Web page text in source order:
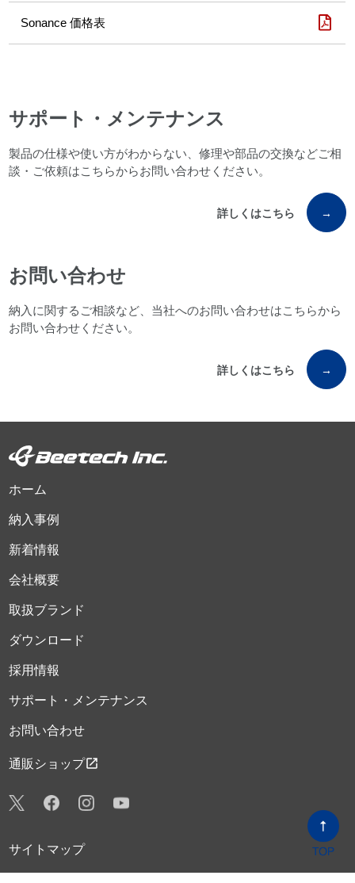
Sonance 価格表
サポート・メンテナンス
製品の仕様や使い方がわからない、修理や部品の交換などご相
談・ご依頼はこちらからお問い合わせください。
詳しくはこちら →
お問い合わせ
納入に関するご相談など、当社へのお問い合わせはこちらから
お問い合わせください。
詳しくはこちら →
ホーム
納入事例
新着情報
会社概要
取扱ブランド
ダウンロード
採用情報
サポート・メンテナンス
お問い合わせ
通販ショップopen_in_new
サイトマップ